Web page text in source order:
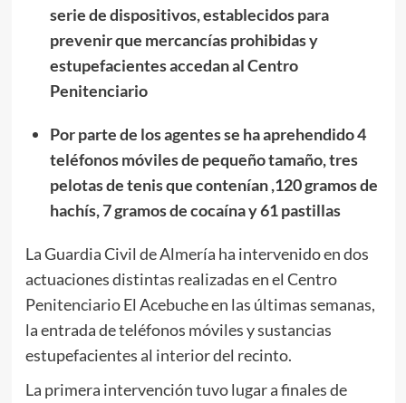
serie de dispositivos, establecidos para
prevenir que mercancías prohibidas y
estupefacientes accedan al Centro
Penitenciario
Por parte de los agentes se ha aprehendido 4
teléfonos móviles de pequeño tamaño, tres
pelotas de tenis que contenían ,120 gramos de
hachís, 7 gramos de cocaína y 61 pastillas
La Guardia Civil de Almería ha intervenido en dos
actuaciones distintas realizadas en el Centro
Penitenciario El Acebuche en las últimas semanas,
la entrada de teléfonos móviles y sustancias
estupefacientes al interior del recinto.
La primera intervención tuvo lugar a finales de